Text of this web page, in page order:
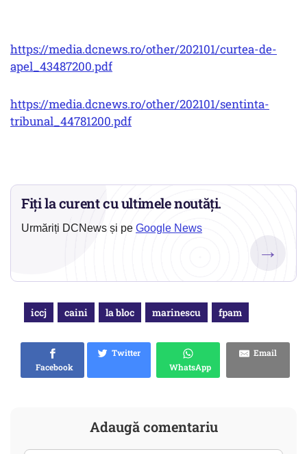
https://media.dcnews.ro/other/202101/curtea-de-
apel_43487200.pdf
https://media.dcnews.ro/other/202101/sentinta-
tribunal_44781200.pdf
Fiți la curent cu ultimele noutăți.
Urmăriți DCNews și pe Google News
→
iccj caini la bloc marinescu fpam
Facebook
Twitter
WhatsApp
Email
Adaugă comentariu